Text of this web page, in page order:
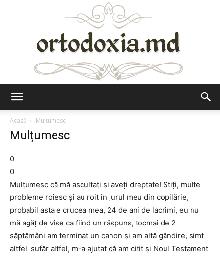
Acasă
Mulțumesc
Mulțumesc
0
0
Mulțumesc că mă ascultați și aveți dreptate! Știți, multe
probleme roiesc și au roit în jurul meu din copilărie,
probabil asta e crucea mea, 24 de ani de lacrimi, eu nu
mă agăț de vise ca fiind un răspuns, tocmai de 2
săptămâni am terminat un canon și am altă gândire, simt
altfel, sufăr altfel, m-a ajutat că am citit și Noul Testament